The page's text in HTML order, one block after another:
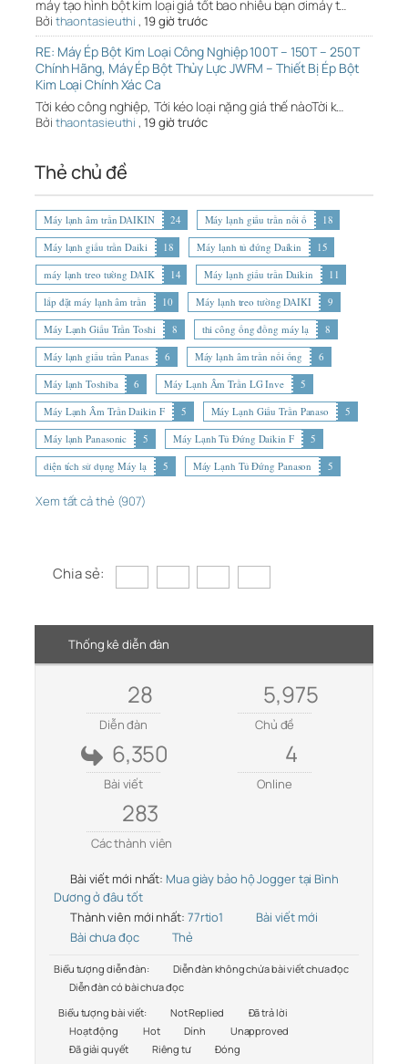
máy tạo hình bột kim loại giá tốt bao nhiêu bạn ơimáy t…
Bởi thaontasieuthi , 19 giờ trước
RE: Máy Ép Bột Kim Loại Công Nghiệp 100T – 150T – 250T
Chính Hãng, Máy Ép Bột Thủy Lực JWFM – Thiết Bị Ép Bột
Kim Loại Chính Xác Ca
Tời kéo công nghiệp, Tới kéo loại nặng giá thế nàoTời k…
Bởi thaontasieuthi , 19 giờ trước
Thẻ chủ đề
Máy lạnh âm trần DAIKIN 24 Máy lạnh giấu trần nối ố
18
Máy lạnh giấu trần Daiki
18 Máy lạnh tủ đứng Daikin
15
máy lạnh treo tường DAIK
14 Máy lạnh giấu trần Daikin
11
lắp đặt máy lạnh âm trần
10 Máy lạnh treo tường DAIKI
9
Máy Lạnh Giấu Trần Toshi
8 thi công ống đồng máy lạ
8
Máy lạnh giấu trần Panas
6 Máy lạnh âm trần nối ống
6
Máy lạnh Toshiba
6 Máy Lạnh Âm Trần LG Inve
5
Máy Lạnh Âm Trần Daikin F
5 Máy Lạnh Giấu Trần Panaso
5
Máy lạnh Panasonic
5 Máy Lạnh Tủ Đứng Daikin F
5
diện tích sử dụng Máy lạ
5 Máy Lạnh Tủ Đứng Panason 5
Xem tất cả thẻ (907)
Chia sẻ:
Thống kê diễn đàn
28
Diễn đàn
5,975
Chủ đề
6,350
Bài viết
4
Online
283
Các thành viên
Bài viết mới nhất: Mua giày bảo hộ Jogger tại Bình
Dương ở đâu tốt
Thành viên mới nhất: 77rtio1
Bài viết mới
Bài chưa đọc
Thẻ
Biểu tượng diễn đàn:
Diễn đàn không chứa bài viết chưa đọc
Diễn đàn có bài chưa đọc
Biểu tượng bài viết:
Not Replied
Đã trả lời
Hoạt động
Hot Dính
Unapproved
Đã giải quyết
Riêng tư Đóng